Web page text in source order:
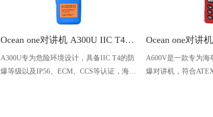
Ocean one对讲机 A300U IIC T4氢气防爆对讲机 船舶消防本质安全无线电
A300U专为危险环境设计，具备IIC T4的防
爆等级以及IP56、ECM、CCS等认证，海上
A600V是一款专为海
爆对讲机，符合